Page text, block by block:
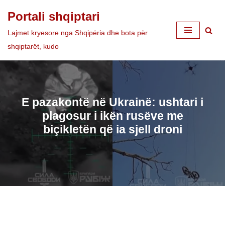
Skip
to
Portali shqiptari
Lajmet kryesore nga Shqipëria dhe bota për
shqiptarët, kudo
E pazakontë në Ukrainë: ushtari i
plagosur i ikën rusëve me
biçikletën që ia sjell droni